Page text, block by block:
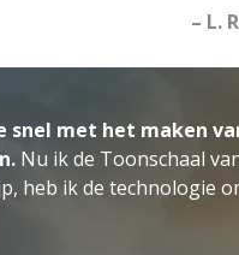
– L.
snel met het maken
Nu ik de Toonschaal
heb ik de technologie